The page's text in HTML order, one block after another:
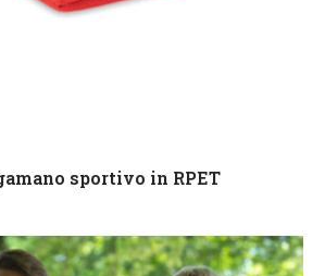
Leggi tuttosportivo in RPET